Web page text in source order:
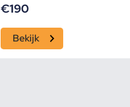
€190
Bekijk